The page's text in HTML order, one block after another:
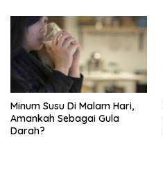
Minum Susu Di Malam Hari,
Amankah Sebagai Gula
Darah?